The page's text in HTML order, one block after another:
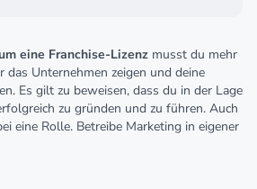
eine Franchise-Lizenz musst du mehr
Unternehmen zeigen und deine
Es gilt zu beweisen, dass du in der Lage
zu gründen und zu führen. Auch
eine Rolle. Betreibe Marketing in eigener